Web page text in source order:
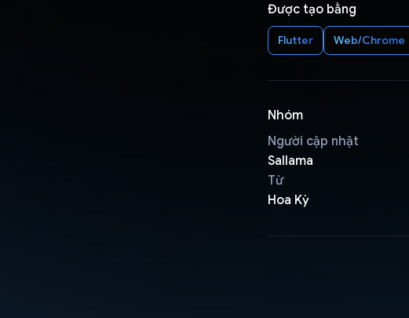
Được tạo bằng
Flutter Web/Chrome
Nhóm
Người cập nhật
Sallama
Từ
Hoa Kỳ